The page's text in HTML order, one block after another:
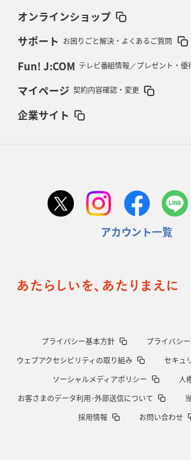
オンラインショップ
サポート お困りごと解決・よくあるご質問
Fun! J:COM テレビ番組情報／プレゼント・優
マイページ 契約内容確認・変更
企業サイト
アカウント一覧
プライバシー基本方針
プライバシ
ウェブアクセシビリティの取り組み
セキュ
ソーシャルメディアポリシー
人
お客さまのデータ利用･外部送信について
採用情報
お問い合わせ